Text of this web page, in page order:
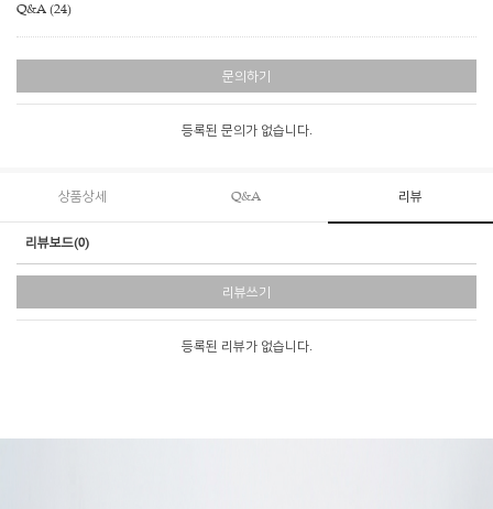
Q&A (24)
문의하기
등록된 문의가 없습니다.
상품상세 Q&A 리뷰
리뷰보드(0)
리뷰쓰기
등록된 리뷰가 없습니다.